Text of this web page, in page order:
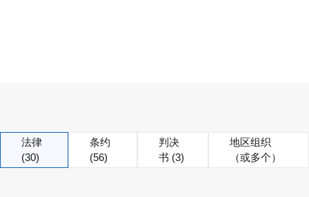
法律
(30)
条约
(56)
判决
书 (3)
地区组织
（或多个）